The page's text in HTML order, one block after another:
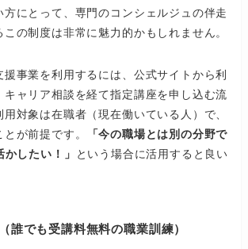
方にとって、専門のコンシェルジュの伴走
の制度は非常に魅力的かもしれません。
事業を利用するには、公式サイトから利
キャリア相談を経て指定講座を申し込む流
対象は在職者（現在働いている人）で、
が前提です。
「今の職場とは別の分野で
したい！」
という場合に活用すると良い
誰でも受講料無料の職業訓練）